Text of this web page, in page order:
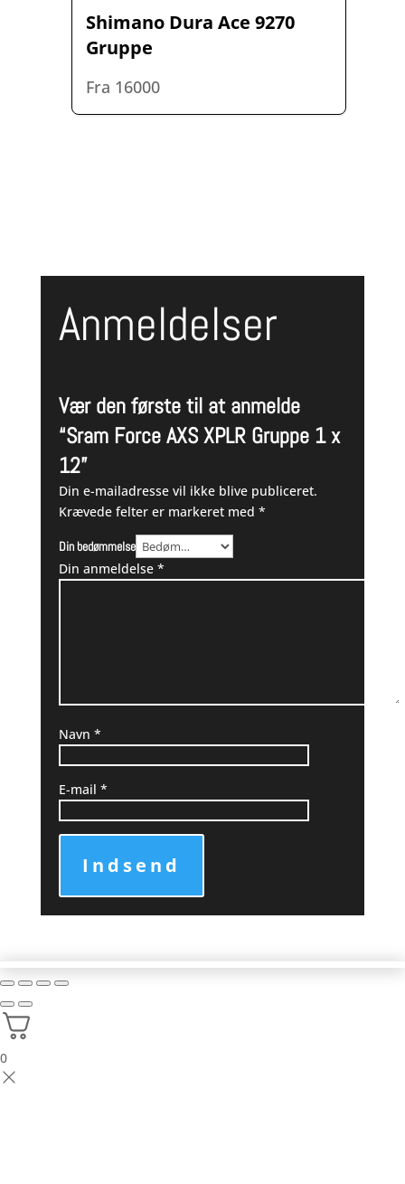
Shimano Dura Ace 9270
Gruppe
Fra 16000
Anmeldelser
Vær den første til at anmelde
“Sram Force AXS XPLR Gruppe 1 x
12”
Din e-mailadresse vil ikke blive publiceret.
Krævede felter er markeret med *
Din bedømmelse
Din anmeldelse *
Navn *
E-mail *
Indsend
0